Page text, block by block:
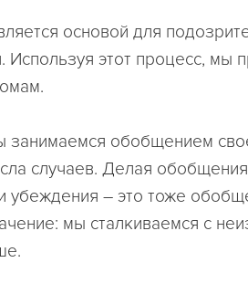
основой для
Используя этот процесс,
занимаемся обобщением
случаев. Делая
убеждения – это тоже
мы сталкиваемся с